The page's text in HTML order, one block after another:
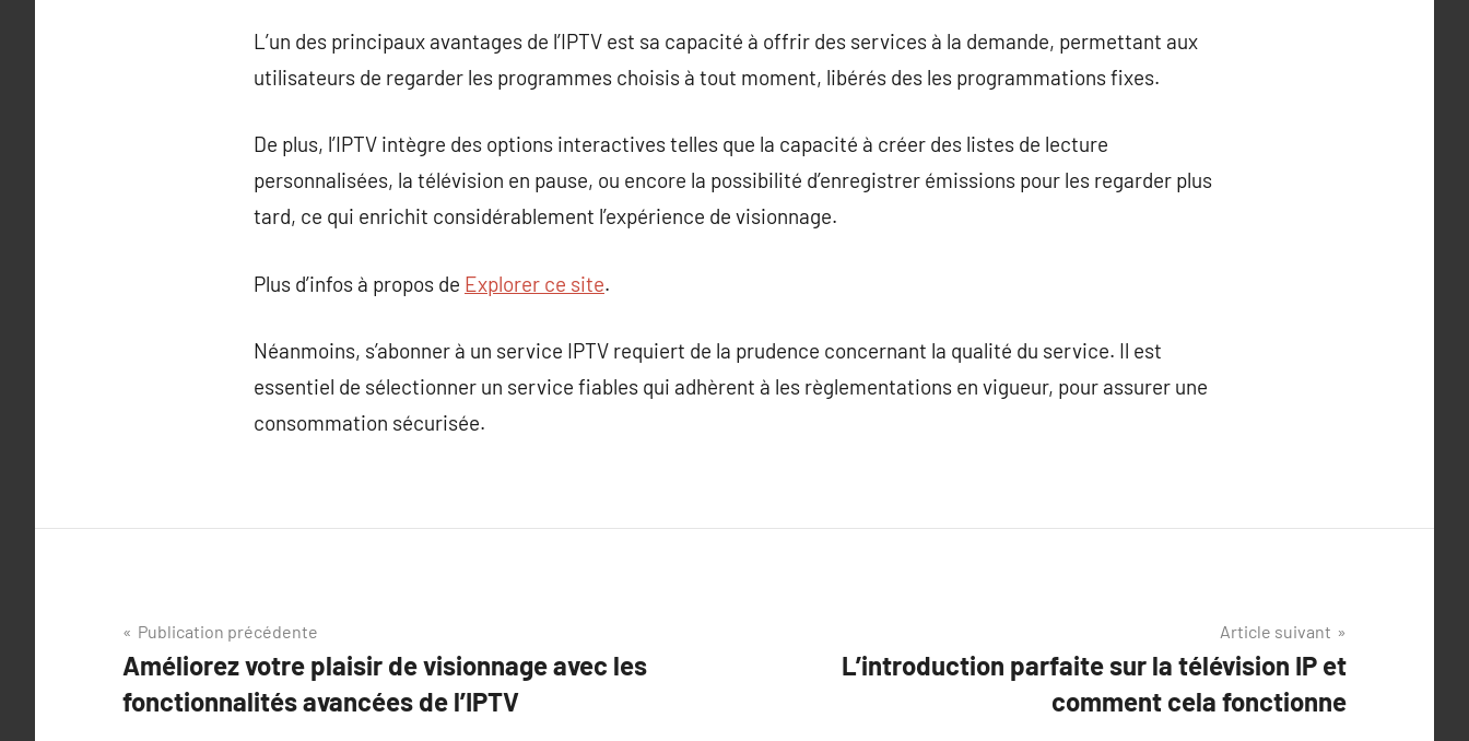
L’un des principaux avantages de l’IPTV est sa capacité à offrir des services à la demande, permettant aux
utilisateurs de regarder les programmes choisis à tout moment, libérés des les programmations fixes.
De plus, l’IPTV intègre des options interactives telles que la capacité à créer des listes de lecture
personnalisées, la télévision en pause, ou encore la possibilité d’enregistrer émissions pour les regarder plus
tard, ce qui enrichit considérablement l’expérience de visionnage.
Plus d’infos à propos de Explorer ce site.
Néanmoins, s’abonner à un service IPTV requiert de la prudence concernant la qualité du service. Il est
essentiel de sélectionner un service fiables qui adhèrent à les règlementations en vigueur, pour assurer une
consommation sécurisée.
Navigation
de
l’article
Publication précédente
Améliorez votre plaisir de visionnage avec les
fonctionnalités avancées de l’IPTV
Article suivant
L’introduction parfaite sur la télévision IP et
comment cela fonctionne